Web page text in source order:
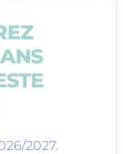
2027.